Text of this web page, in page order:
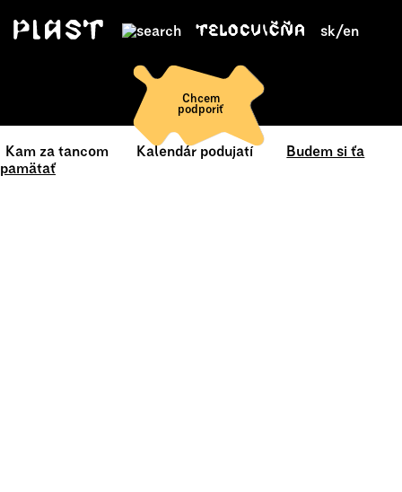
sk/en
Chcem
podporiť
Kam za tancom Kalendár podujatí
Budem si ťa
pamätať